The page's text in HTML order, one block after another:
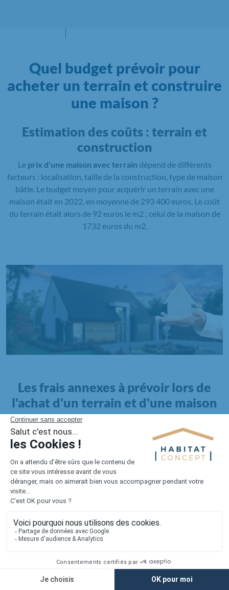
Quel budget prévoir pour
acheter un terrain et construire
une maison ?
Estimation des coûts : terrain et
construction
Le prix d'une maison avec terrain dépend de différents
facteurs : localisation, taille de la construction, type de maison
bâtie. Le budget moyen pour acquérir un terrain avec une
maison était en 2022, en moyenne de 293 400 euros. Le coût
du terrain était alors de 92 euros le m2 ; celui de la maison de
1732 euros du m2.
Les frais annexes à prévoir lors de
l'achat d'un terrain et d'une maison
Il faut également intégrer à votre budget, les
pour la maison. Outre l'achat du terrain et la construction, il
faut prendre en compte la viabilisation si elle n'est pas
proposée par le constructeur. Les frais de raccordements et les
taxes éventuelles coûtent entre 5 000 et 15 000 euros selon la
localisation du terrain et son accès.
Quant auxfrais de notaire
Lorsque vous vous tournez vers une maison existante, il sera
nécessaire de faire des travaux de rénovation. Ceux-ci sont
souvent coûteux et doivent être ajoutés au prix de l'achat